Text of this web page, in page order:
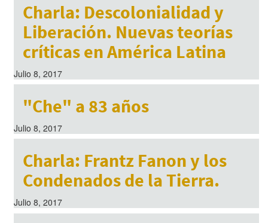
Charla: Descolonialidad y
Liberación. Nuevas teorías
críticas en América Latina
Julio 8, 2017
"Che" a 83 años
Julio 8, 2017
Charla: Frantz Fanon y los
Condenados de la Tierra.
Julio 8, 2017